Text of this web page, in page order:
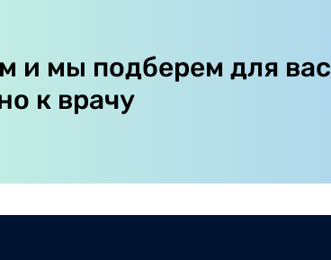
и мы подберем для вас
к врачу